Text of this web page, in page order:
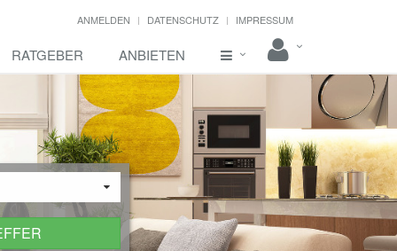
ANMELDEN DATENSCHUTZ IMPRESSUM
RATGEBER ANBIETEN